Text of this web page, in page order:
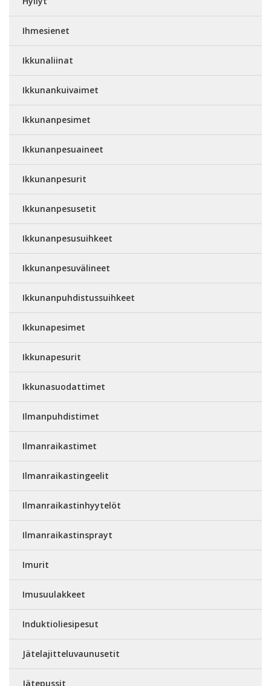
Ihmesienet
Ikkunaliinat
Ikkunankuivaimet
Ikkunanpesimet
Ikkunanpesuaineet
Ikkunanpesurit
Ikkunanpesusetit
Ikkunanpesusuihkeet
Ikkunanpesuvälineet
Ikkunanpuhdistussuihkeet
Ikkunapesimet
Ikkunapesurit
Ikkunasuodattimet
Ilmanpuhdistimet
Ilmanraikastimet
Ilmanraikastingeelit
Ilmanraikastinhyytelöt
Ilmanraikastinsprayt
Imurit
Imusuulakkeet
Induktioliesipesut
Jätelajitteluvaunusetit
Jätepussit